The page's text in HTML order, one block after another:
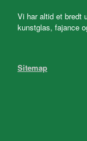
Vi har altid et bredt
kunstglas, fajance
Sitemap